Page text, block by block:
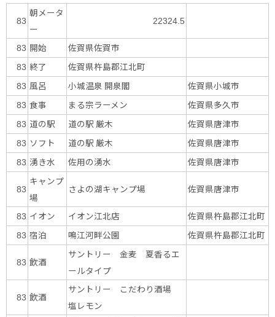
83
朝メータ
ー
22324.5
83 開始 佐賀県佐賀市
83 終了 佐賀県杵島郡江北町
83 風呂 小城温泉 開泉閣 佐賀県小城市
83 食事 まる宗ラーメン 佐賀県多久市
83 道の駅 道の駅 厳木 佐賀県唐津市
83 ソフト 道の駅 厳木 佐賀県唐津市
83 湧き水 佐用の湧水 佐賀県唐津市
83
キャンプ
場
さよの湖キャンプ場 佐賀県唐津市
83 イオン イオン江北店 佐賀県杵島郡江北町
83 宿泊 鳴江河畔公園 佐賀県杵島郡江北町
83 飲酒
サントリー 金麦 夏香るエ
ールタイプ
83 飲酒
サントリー こだわり酒場
塩レモン